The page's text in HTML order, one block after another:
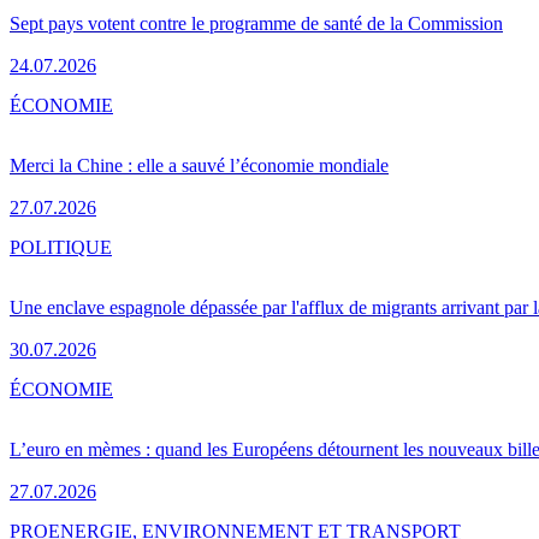
Sept pays votent contre le programme de santé de la Commission
24.07.2026
Merci la Chine : elle a sauvé l’économie mondiale
27.07.2026
ÉCONOMIE
Une enclave espagnole dépassée par l'afflux de migrants arrivant par
30.07.2026
POLITIQUE
L’euro en mèmes : quand les Européens détournent les nouveaux
27.07.2026
ÉCONOMIE
PROENERGIE, ENVIRONNEMENT ET TRANSPORT